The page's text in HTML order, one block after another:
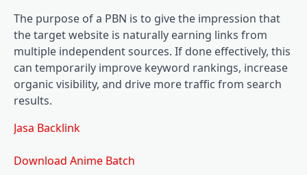
The purpose of a PBN is to give the impression that
the target website is naturally earning links from
multiple independent sources. If done effectively, this
can temporarily improve keyword rankings, increase
organic visibility, and drive more traffic from search
results.
Jasa Backlink
Download Anime Batch